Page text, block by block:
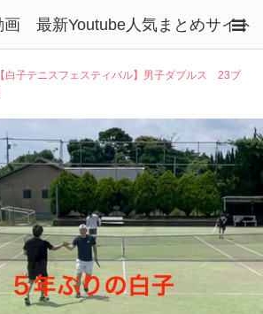
画 最新Youtube人気まとめサイト
【白子テニスフェスティバル】男子ダブルス 23ブ